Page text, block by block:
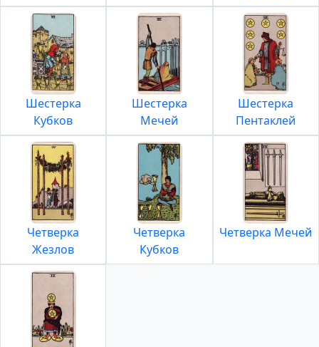
Шестерка
Кубков
Шестерка
Мечей
Шестерка
Пентаклей
Четверка
Жезлов
Четверка
Кубков
Четверка Мечей